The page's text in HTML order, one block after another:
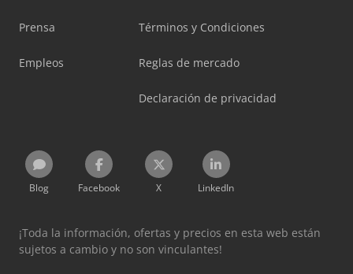
Prensa
Empleos
Términos y Condiciones
Reglas de mercado
Declaración de privacidad
Blog Facebook X LinkedIn
¡Toda la información, ofertas y precios en esta web están
sujetos a cambio y no son vinculantes!